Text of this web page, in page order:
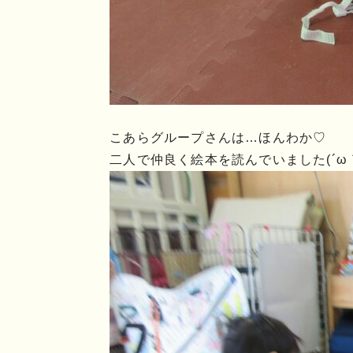
こあらグループさんは…ほんわか♡
二人で仲良く絵本を読んでいました(´ω